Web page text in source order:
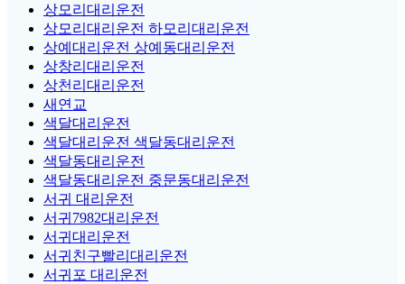
상모리대리운전
상모리대리운전 하모리대리운전
상예대리운전 상예동대리운전
상창리대리운전
상천리대리운전
새연교
색달대리운전
색달대리운전 색달동대리운전
색달동대리운전
색달동대리운전 중문동대리운전
서귀 대리운전
서귀7982대리운전
서귀대리운전
서귀친구빨리대리운전
서귀포 대리운전